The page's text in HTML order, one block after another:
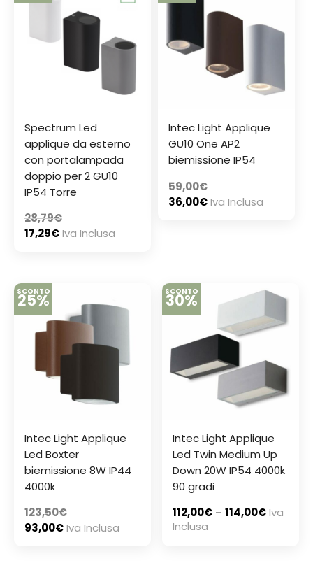
Spectrum Led
applique da esterno
con portalampada
doppio per 2 GU10
IP54 Torre
28,79€
17,29€Iva Inclusa
Intec Light Applique
GU10 One AP2
biemissione IP54
59,00€
36,00€Iva Inclusa
SCONTO
25%
Intec Light Applique
Led Boxter
biemissione 8W IP44
4000k
123,50€
93,00€Iva Inclusa
SCONTO
30%
Intec Light Applique
Led Twin Medium Up
Down 20W IP54 4000k
90 gradi
112,00€ –114,00€Iva
Inclusa